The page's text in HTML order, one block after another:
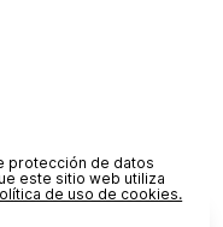
protección de datos
este sitio web utiliza
de uso de cookies.